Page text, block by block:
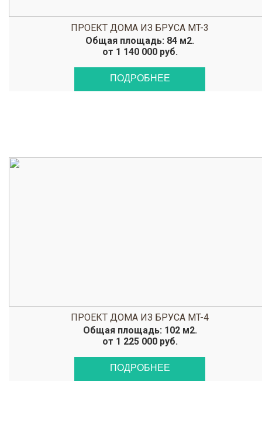
ПРОЕКТ ДОМА ИЗ БРУСА MT-3
Общая площадь: 84 м2.
от 1 140 000 руб.
ПОДРОБНЕЕ
ПРОЕКТ ДОМА ИЗ БРУСА MT-4
Общая площадь: 102 м2.
от 1 225 000 руб.
ПОДРОБНЕЕ